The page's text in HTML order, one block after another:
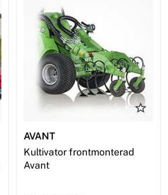
AVANT
Kultivator frontmonterad
Avant